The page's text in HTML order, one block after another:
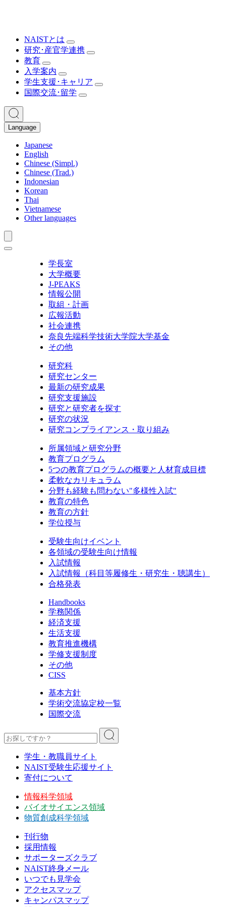
NAISTとは
研究･産官学連携
教育
入学案内
学生支援･キャリア
国際交流･留学
Language
Japanese
English
Chinese (Simpl.)
Chinese (Trad.)
Indonesian
Korean
Thai
Vietnamese
Other languages
学長室
大学概要
J-PEAKS
情報公開
取組・計画
広報活動
社会連携
奈良先端科学技術大学院大学基金
その他
研究科
研究センター
最新の研究成果
研究支援施設
研究と研究者を探す
研究の状況
研究コンプライアンス・取り組み
所属領域と研究分野
教育プログラム
5つの教育プログラムの概要と人材育成目標
柔軟なカリキュラム
分野も経験も問わない"多様性入試"
教育の特色
教育の方針
学位授与
受験生向けイベント
各領域の受験生向け情報
入試情報
入試情報（科目等履修生・研究生・聴講生）
合格発表
Handbooks
学務関係
経済支援
生活支援
教育推進機構
学修支援制度
その他
CISS
基本方針
学術交流協定校一覧
国際交流
学生・教職員サイト
NAIST受験生応援サイト
寄付について
情報科学領域
バイオサイエンス領域
物質創成科学領域
刊行物
採用情報
サポーターズクラブ
NAIST終身メール
いつでも見学会
アクセスマップ
キャンパスマップ